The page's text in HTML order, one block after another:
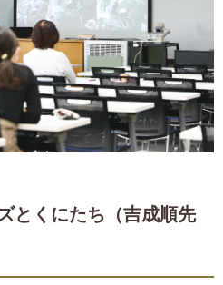
とくにたち（吉成順先